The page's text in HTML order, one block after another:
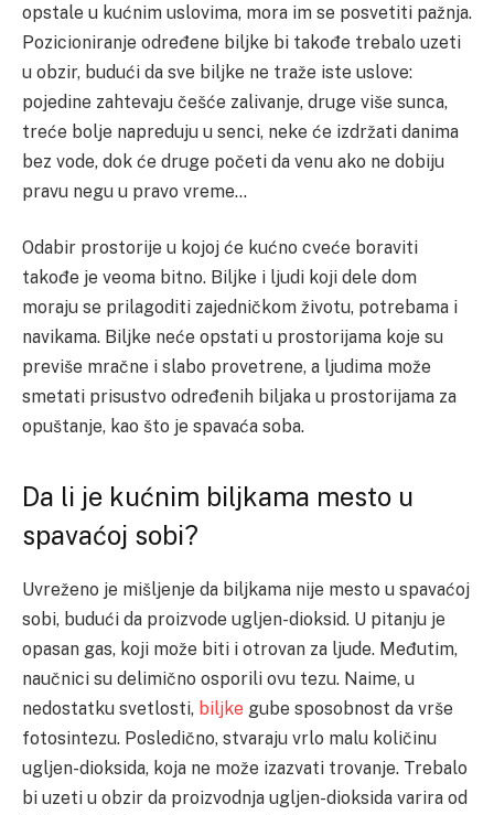
opstale u kućnim uslovima, mora im se posvetiti pažnja.
Pozicioniranje određene biljke bi takođe trebalo uzeti
u obzir, budući da sve biljke ne traže iste uslove:
pojedine zahtevaju češće zalivanje, druge više sunca,
treće bolje napreduju u senci, neke će izdržati danima
bez vode, dok će druge početi da venu ako ne dobiju
pravu negu u pravo vreme…
Odabir prostorije u kojoj će kućno cveće boraviti
takođe je veoma bitno. Biljke i ljudi koji dele dom
moraju se prilagoditi zajedničkom životu, potrebama i
navikama. Biljke neće opstati u prostorijama koje su
previše mračne i slabo provetrene, a ljudima može
smetati prisustvo određenih biljaka u prostorijama za
opuštanje, kao što je spavaća soba.
Da li je kućnim biljkama mesto u
spavaćoj sobi?
Uvreženo je mišljenje da biljkama nije mesto u spavaćoj
sobi, budući da proizvode ugljen-dioksid. U pitanju je
opasan gas, koji može biti i otrovan za ljude. Međutim,
naučnici su delimično osporili ovu tezu. Naime, u
nedostatku svetlosti, biljke gube sposobnost da vrše
fotosintezu. Posledično, stvaraju vrlo malu količinu
ugljen-dioksida, koja ne može izazvati trovanje. Trebalo
bi uzeti u obzir da proizvodnja ugljen-dioksida varira od